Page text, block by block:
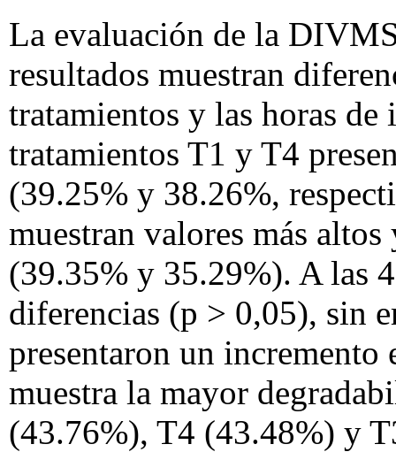
La evaluación de la
resultados muestran
tratamientos y las horas
tratamientos T1 y T4
(39.25% y 38.26%,
muestran valores más
(39.35% y 35.29%). A las
diferencias (p > 0,05), sin
presentaron un
muestra la mayor
(43.76%), T4 (43.48%) y